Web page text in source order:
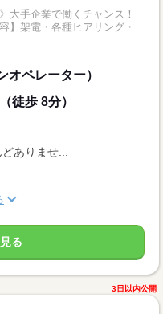
大手企業で働くチャンス！
架電・各種ヒアリング・
オペレーター）
徒歩 8分）
ありませ...
る
3日以内公開